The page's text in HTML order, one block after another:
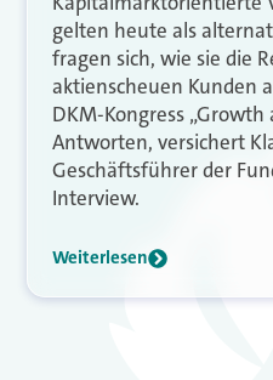
gelten heute als
fragen sich, wie sie die
aktienscheuen Kunden
DKM-Kongress
Antworten, versichert
Geschäftsführer der
Interview.
Weiterlesen